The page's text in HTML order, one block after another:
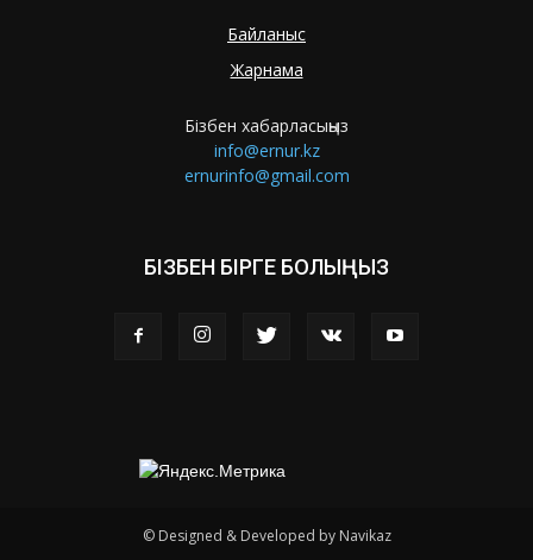
Байланыс
Жарнама
Бізбен хабарласыңыз
info@ernur.kz
ernurinfo@gmail.com
БІЗБЕН БІРГЕ БОЛЫҢЫЗ
© Designed & Developed by Navikaz